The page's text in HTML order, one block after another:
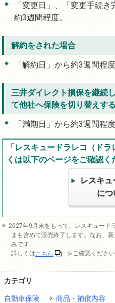
「変更日」、「変更手続
約3週間程度。
解約をされた場合
「解約日」から約3週間程度
三井ダイレクト損保を継続
て他社へ保険を切り替えす
「満期日」から約3週間程度
「レスキュードラレコ（ド
くは以下のページをご確認く
レスキ
に
2027年9月末をもって、レスキュード
まも含めて販売終了します。なお、
みです。
詳しくは こちら をご確認ください
カテゴリ
自動車保険 商品・補償内容